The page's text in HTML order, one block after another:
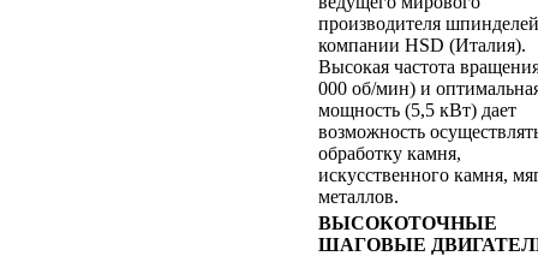
производителя
компании HSD (Италия).
Высокая частота
000 об/мин) и
мощность (5,5 кВт) дает
возможность
обработку камня,
искусственного камня,
металлов.
ВЫСОКОТОЧНЫЕ
ШАГОВЫЕ